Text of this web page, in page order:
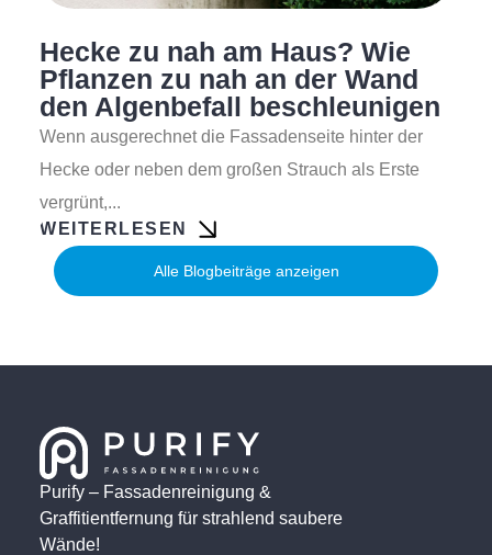
Hecke zu nah am Haus? Wie
Pflanzen zu nah an der Wand
den Algenbefall beschleunigen
Wenn ausgerechnet die Fassadenseite hinter der
Hecke oder neben dem großen Strauch als Erste
vergrünt,...
WEITERLESEN
Alle Blogbeiträge anzeigen
Purify – Fassadenreinigung &
Graffitientfernung für strahlend saubere
Wände!